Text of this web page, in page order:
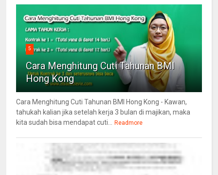
5
Cara Menghitung Cuti Tahunan BMI
Hong Kong
Cara Menghitung Cuti Tahunan BMI Hong Kong - Kawan,
tahukah kalian jika setelah kerja 3 bulan di majikan, maka
kita sudah bisa mendapat cuti... Readmore